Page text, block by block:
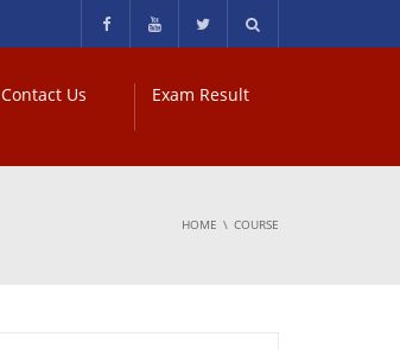
Contact Us Exam Result
HOME COURSE